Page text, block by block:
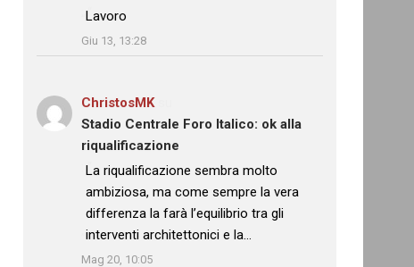
: “Lavoro
Giu 13, 13:28
ChristosMKsu
Stadio Centrale Foro Italico: ok alla
riqualificazione
: “La riqualificazione sembra molto
ambiziosa, ma come sempre la vera
differenza la farà l’equilibrio tra gli
interventi architettonici e la…
Mag 20, 10:05